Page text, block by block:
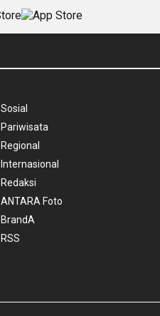
Sosial
Pariwisata
Regional
Internasional
Redaksi
ANTARA Foto
BrandA
RSS